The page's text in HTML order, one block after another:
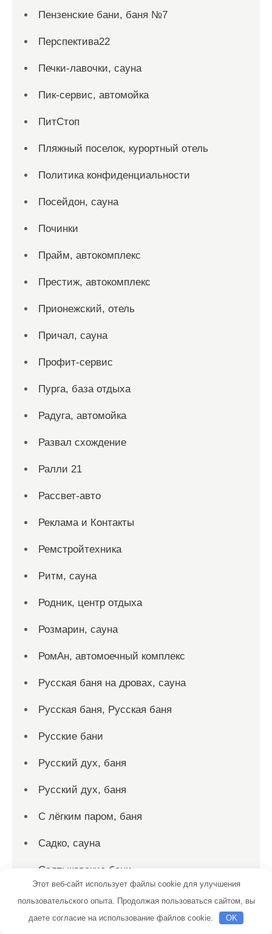
Пензенские бани, баня №7
Перспектива22
Печки-лавочки, сауна
Пик-сервис, автомойка
ПитСтоп
Пляжный поселок, курортный отель
Политика конфиденциальности
Посейдон, сауна
Починки
Прайм, автокомплекс
Престиж, автокомплекс
Прионежский, отель
Причал, сауна
Профит-сервис
Пурга, база отдыха
Радуга, автомойка
Развал схождение
Ралли 21
Рассвет-авто
Реклама и Контакты
Ремстройтехника
Ритм, сауна
Родник, центр отдыха
Розмарин, сауна
РомАн, автомоечный комплекс
Русская баня на дровах, сауна
Русская баня, Русская баня
Русские бани
Русский дух, баня
Русский дух, баня
С лёгким паром, баня
Садко, сауна
Салтыковские бани
Сауна, Сауна
Сауна, Сауна
Этот веб-сайт использует файлы cookie для улучшения
пользовательского опыта. Продолжая пользоваться сайтом, вы
даете согласие на использование файлов cookie.
OK